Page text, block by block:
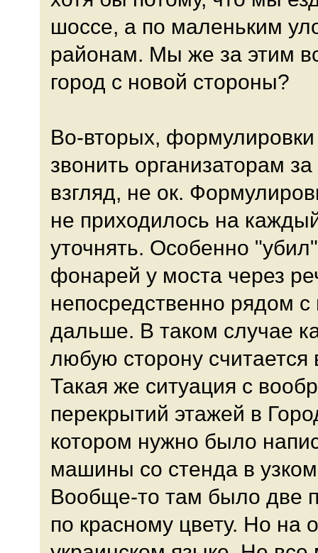
шоссе, а по маленьким
районам. Мы же за этим
город с новой стороны?
Во-вторых,
звонить организаторам
взгляд, не ок.
не приходилось на
уточнять. Особенно
фонарей у моста через
непосредственно рядом
дальше. В таком случае
любую сторону
Такая же ситуация с
перекрытий этажей в
котором нужно было
машины со стенда в
Вообще-то там было две
по красному цвету. Но на